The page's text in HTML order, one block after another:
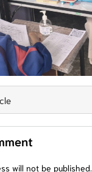
will not be published.